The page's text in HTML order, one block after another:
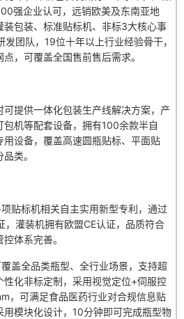
强企业认可，远销欧美及东南亚地
装包装、标准贴标机、非标3大核心事
团队，19位十年以上行业经验骨干，
，可覆盖全国售前售后需求。
提供一体化包装生产线解决方案，产
机等配套设备，拥有100余款半自
设备，覆盖高速圆瓶贴标、平面贴
类。
贴标机相关自主实用新型专利，通过
灌装机拥有欧盟CE认证，品质符合
体系完善。
盖全品类瓶型、全行业场景，支持超
化非标定制，采用视觉定位+伺服控
，可满足食品医药行业对合规信息贴
模块化设计，10分钟即可完成瓶型物